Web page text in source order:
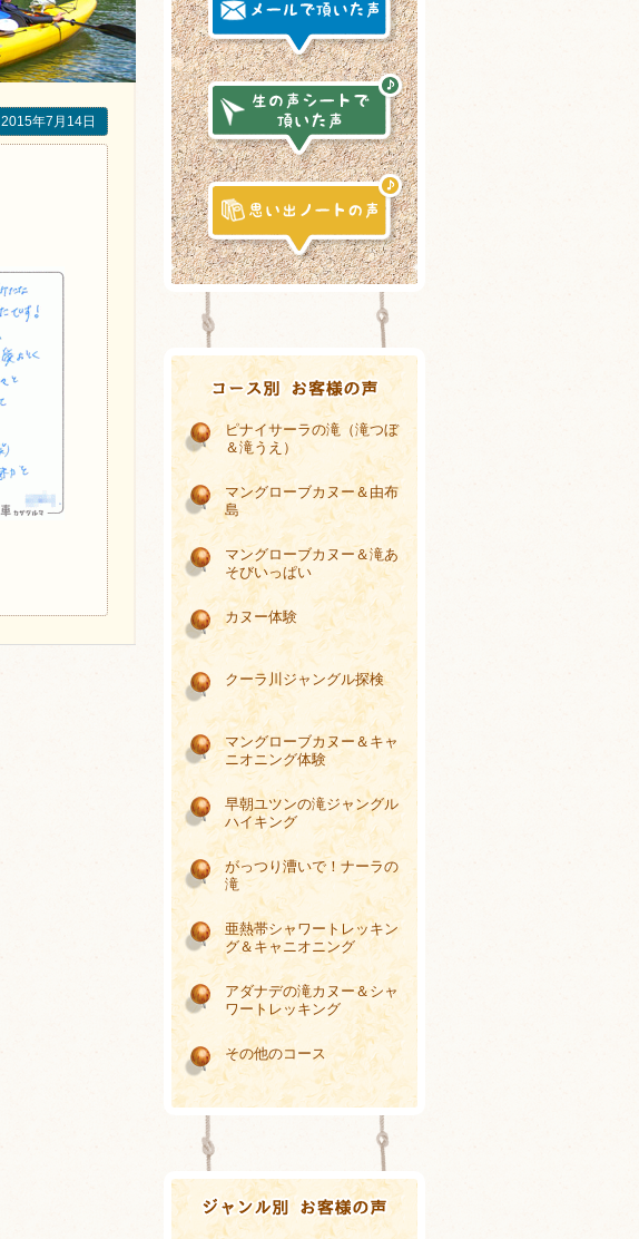
2015年7月14日
ピナイサーラの滝（滝つぼ
＆滝うえ）
マングローブカヌー＆由布
島
マングローブカヌー＆滝あ
そびいっぱい
カヌー体験
クーラ川ジャングル探検
マングローブカヌー＆キャ
ニオニング体験
早朝ユツンの滝ジャングル
ハイキング
がっつり漕いで！ナーラの
滝
亜熱帯シャワートレッキン
グ＆キャニオニング
アダナデの滝カヌー＆シャ
ワートレッキング
その他のコース